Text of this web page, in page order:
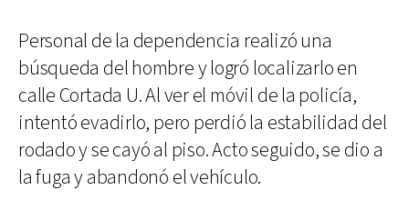
Personal de la dependencia realizó una
búsqueda del hombre y logró localizarlo en
calle Cortada U. Al ver el móvil de la policía,
intentó evadirlo, pero perdió la estabilidad del
rodado y se cayó al piso. Acto seguido, se dio a
la fuga y abandonó el vehículo.